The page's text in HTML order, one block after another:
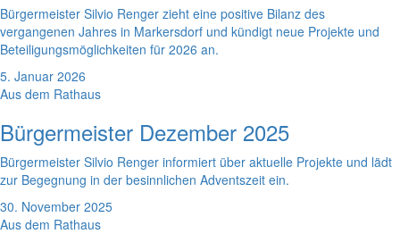
Bürgermeister Silvio Renger zieht eine positive Bilanz des
vergangenen Jahres in Markersdorf und kündigt neue Projekte und
Beteiligungsmöglichkeiten für 2026 an.
5. Januar 2026
Aus dem Rathaus
Bürgermeister Dezember 2025
Bürgermeister Silvio Renger informiert über aktuelle Projekte und lädt
zur Begegnung in der besinnlichen Adventszeit ein.
30. November 2025
Aus dem Rathaus